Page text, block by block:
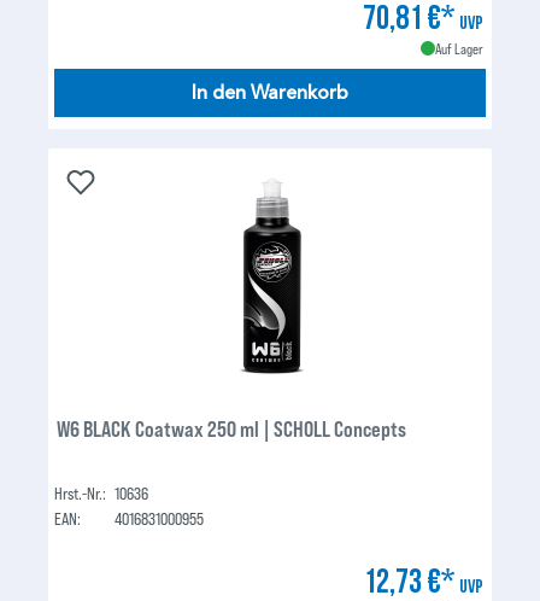
70,81 €* UVP
Auf Lager
In den Warenkorb
W6 BLACK Coatwax 250 ml | SCHOLL Concepts
Hrst.-Nr.: 10636
EAN:
4016831000955
12,73 €* UVP